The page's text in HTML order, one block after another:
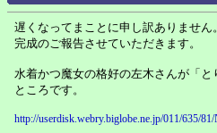
遅くなってまことに申し訳ありません。
完成のご報告させていただきます。
水着かつ魔女の格好の左木さんが「
ところです。
http://userdisk.webry.biglobe.ne.jp/011/635/